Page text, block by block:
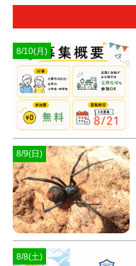
8/10(月)
8/9(日)
8/8(土)